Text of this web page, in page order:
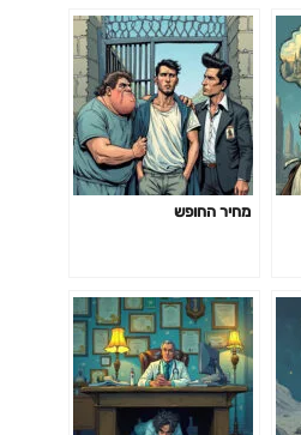
מחיר החופש